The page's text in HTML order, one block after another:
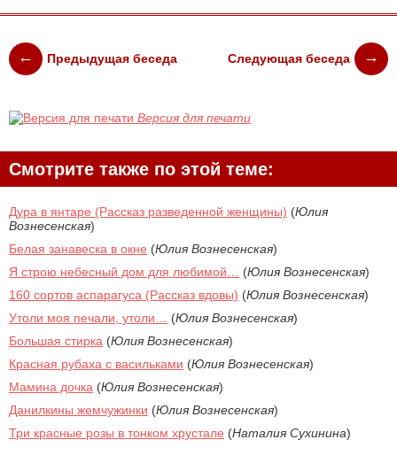
Предыдущая беседа Следующая беседа
Версия для печати
Смотрите также по этой теме:
Дура в янтаре (Рассказ разведенной женщины) (Юлия
Вознесенская)
Белая занавеска в окне (Юлия Вознесенская)
Я строю небесный дом для любимой…
(Юлия Вознесенская)
160 сортов аспарагуса (Рассказ вдовы) (Юлия Вознесенская)
Утоли моя печали, утоли…
(Юлия Вознесенская)
Большая стирка (Юлия Вознесенская)
Красная рубаха с васильками (Юлия Вознесенская)
Мамина дочка (Юлия Вознесенская)
Данилкины жемчужинки (Юлия Вознесенская)
Три красные розы в тонком хрустале (Наталия Сухинина)